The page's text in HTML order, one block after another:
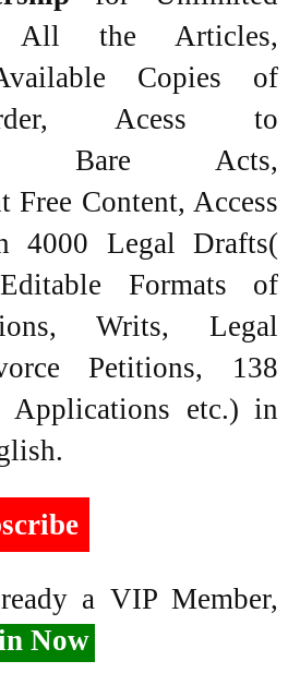
All the Articles,
Copies of
Order, Acess to
Bare Acts,
Free Content, Access
4000 Legal Drafts(
Formats of
Writs, Legal
Petitions, 138
Applications etc.) in
a VIP Member,
Now